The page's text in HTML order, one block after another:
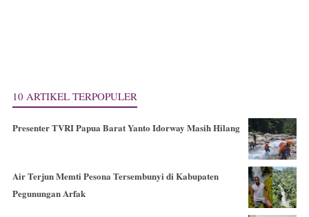
10 ARTIKEL TERPOPULER
Presenter TVRI Papua Barat Yanto Idorway Masih Hilang
Air Terjun Memti Pesona Tersembunyi di Kabupaten
Pegunungan Arfak